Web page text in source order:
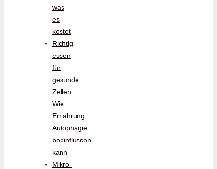
was
es
kostet
Richtig
essen
für
gesunde
Zellen:
Wie
Ernährung
Autophagie
beeinflussen
kann
Mikro-